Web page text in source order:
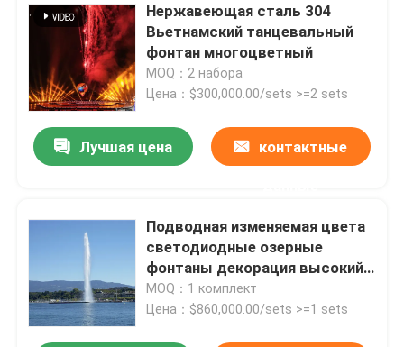
Нержавеющая сталь 304
Вьетнамский танцевальный
фонтан многоцветный
MOQ：2 набора
Цена：$300,000.00/sets >=2 sets
Лучшая цена контактные
Подводная изменяемая цвета
светодиодные озерные
фонтаны декорация высокий
рост
MOQ：1 комплект
Цена：$860,000.00/sets >=1 sets